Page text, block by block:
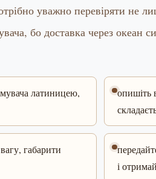
уважно перевіряти не
бо доставка через океан
латиницею,
опишіть
габарити
і